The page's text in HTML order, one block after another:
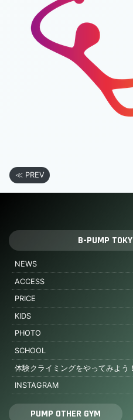
≪ PREV
B-PUMP
NEWS
ACCESS
PRICE
KIDS
PHOTO
SCHOOL
体験クライミングをやってみよう！
INSTAGRAM
PUMP OTHER GYM